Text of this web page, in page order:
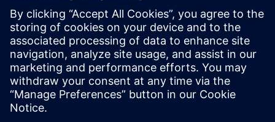
©Siemens 2026
기업 정보
개인정보 처리방침
쿠키 정책